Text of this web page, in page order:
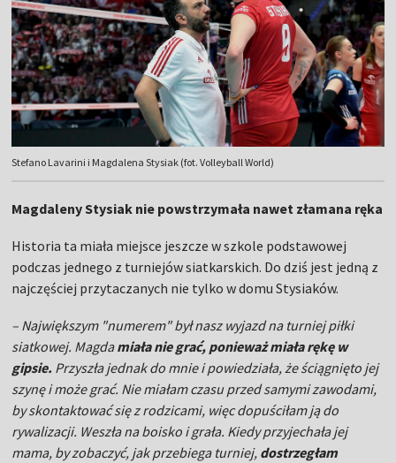
Stefano Lavarini i Magdalena Stysiak (fot. Volleyball World)
Magdaleny Stysiak nie powstrzymała nawet złamana ręka
Historia ta miała miejsce jeszcze w szkole podstawowej
podczas jednego z turniejów siatkarskich. Do dziś jest jedną z
najczęściej przytaczanych nie tylko w domu Stysiaków.
– Największym "numerem" był nasz wyjazd na turniej piłki
siatkowej. Magdamiała nie grać, ponieważ miała rękę w
gipsie. Przyszła jednak do mnie i powiedziała, że ściągnięto jej
szynę i może grać. Nie miałam czasu przed samymi zawodami,
by skontaktować się z rodzicami, więc dopuściłam ją do
rywalizacji. Weszła na boisko i grała. Kiedy przyjechała jej
mama, by zobaczyć, jak przebiega turniej, dostrzegłam